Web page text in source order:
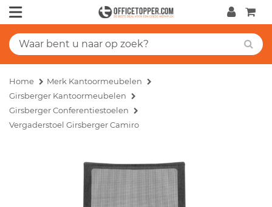
Home
Merk Kantoormeubelen
Girsberger Kantoormeubelen
Girsberger Conferentiestoelen
Vergaderstoel Girsberger Camiro